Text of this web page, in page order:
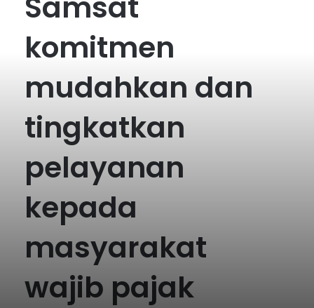
komitmen
mudahkan dan
tingkatkan
pelayanan
kepada
masyarakat
wajib pajak